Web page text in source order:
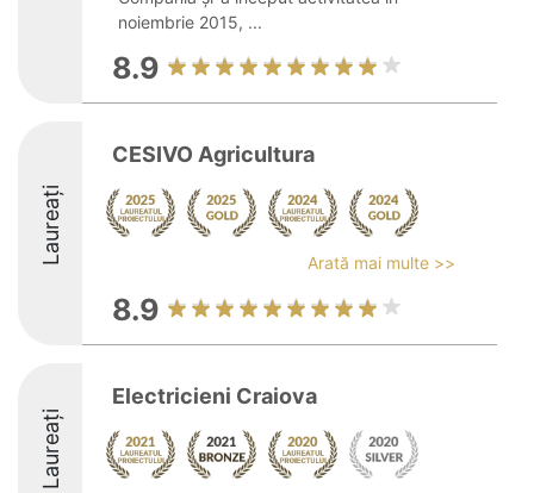
noiembrie 2015, ...
8.9
Laureați
CESIVO Agricultura
Arată mai multe >>
8.9
Laureați
Electricieni Craiova